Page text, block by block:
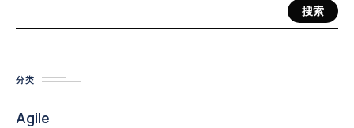
搜索
分类
Agile